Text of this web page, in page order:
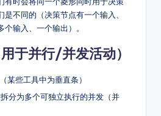
不同的（决策节点有一个输入、
输入、一个输出）。
于并行/并发活动）
（某些工具中为垂直条）
分为多个可独立执行的并发（并